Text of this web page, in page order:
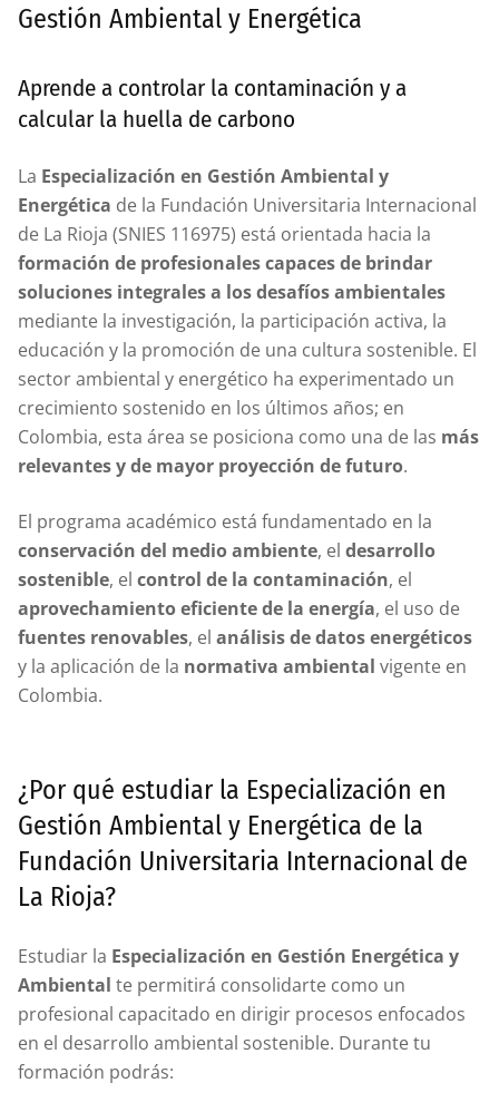
Gestión Ambiental y Energética
Aprende a controlar la contaminación y a
calcular la huella de carbono
La Especialización en Gestión Ambiental y
Energética de la Fundación Universitaria Internacional
de La Rioja (SNIES 116975) está orientada hacia la
formación de profesionales capaces de brindar
soluciones integrales a los desafíos ambientales
mediante la investigación, la participación activa, la
educación y la promoción de una cultura sostenible. El
sector ambiental y energético ha experimentado un
crecimiento sostenido en los últimos años; en
Colombia, esta área se posiciona como una de las más
relevantes y de mayor proyección de futuro.
El programa académico está fundamentado en la
conservación del medio ambiente, el desarrollo
sostenible, el control de la contaminación, el
aprovechamiento eficiente de la energía, el uso de
fuentes renovables, el análisis de datos energéticos
y la aplicación de la normativa ambiental vigente en
Colombia.
¿Por qué estudiar la Especialización en
Gestión Ambiental y Energética de la
Fundación Universitaria Internacional de
La Rioja?
Estudiar la Especialización en Gestión Energética y
Ambiental te permitirá consolidarte como un
profesional capacitado en dirigir procesos enfocados
en el desarrollo ambiental sostenible. Durante tu
formación podrás: